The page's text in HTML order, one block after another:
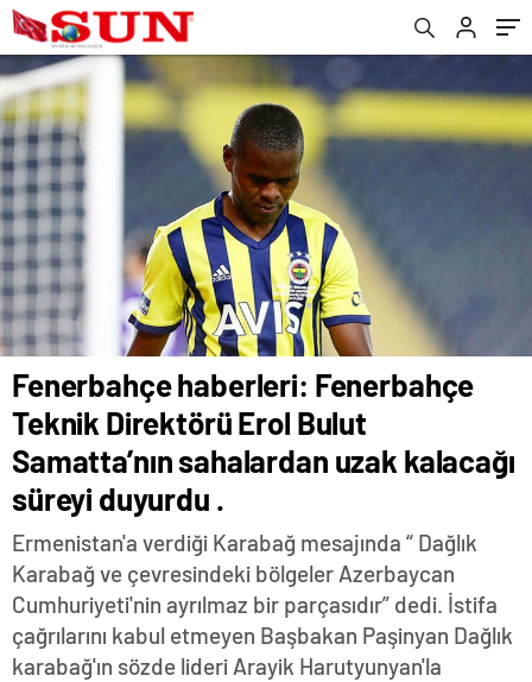
uzak kalacağı süreyi duyurdu .
Fenerbahçe haberleri: Fenerbahçe
Teknik Direktörü Erol Bulut
Samatta’nın sahalardan uzak kalacağı
süreyi duyurdu .
Ermenistan'a verdiği Karabağ mesajında “ Dağlık
Karabağ ve çevresindeki bölgeler Azerbaycan
Cumhuriyeti'nin ayrılmaz bir parçasıdır” dedi. İstifa
çağrılarını kabul etmeyen Başbakan Paşinyan Dağlık
karabağ'ın sözde lideri Arayik Harutyunyan'la